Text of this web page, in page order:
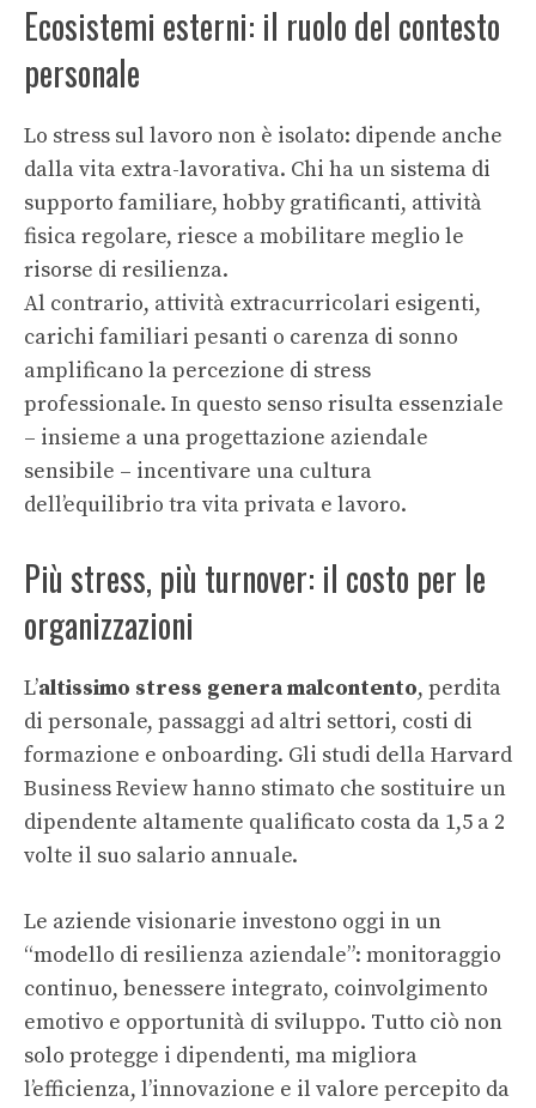
Ecosistemi esterni: il ruolo del contesto
personale
Lo stress sul lavoro non è isolato: dipende anche
dalla vita extra-lavorativa. Chi ha un sistema di
supporto familiare, hobby gratificanti, attività
fisica regolare, riesce a mobilitare meglio le
risorse di resilienza.
Al contrario, attività extracurricolari esigenti,
carichi familiari pesanti o carenza di sonno
amplificano la percezione di stress
professionale. In questo senso risulta essenziale
– insieme a una progettazione aziendale
sensibile – incentivare una cultura
dell’equilibrio tra vita privata e lavoro.
Più stress, più turnover: il costo per le
organizzazioni
L’altissimo stress genera malcontento, perdita
di personale, passaggi ad altri settori, costi di
formazione e onboarding. Gli studi della Harvard
Business Review hanno stimato che sostituire un
dipendente altamente qualificato costa da 1,5 a 2
volte il suo salario annuale.
Le aziende visionarie investono oggi in un
“modello di resilienza aziendale”: monitoraggio
continuo, benessere integrato, coinvolgimento
emotivo e opportunità di sviluppo. Tutto ciò non
solo protegge i dipendenti, ma migliora
l’efficienza, l’innovazione e il valore percepito da